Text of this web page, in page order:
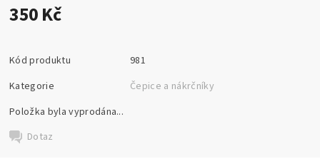
350 Kč
Kód produktu
981
Kategorie
Čepice a nákrčníky
Položka byla vyprodána...
Dotaz